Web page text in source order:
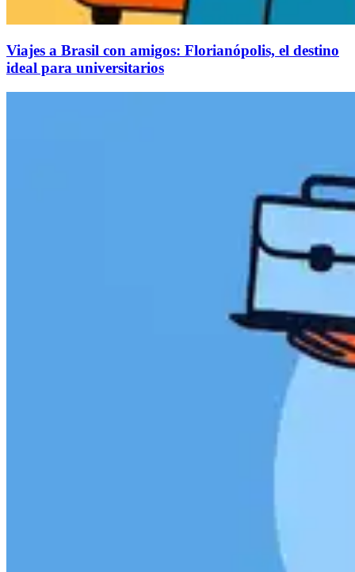
Viajes a Brasil con amigos: Florianópolis, el destino
ideal para universitarios